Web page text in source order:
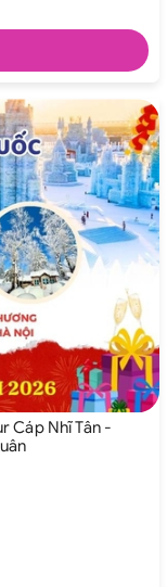
Cáp Nhĩ Tân -